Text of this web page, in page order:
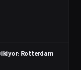
Rotterdam